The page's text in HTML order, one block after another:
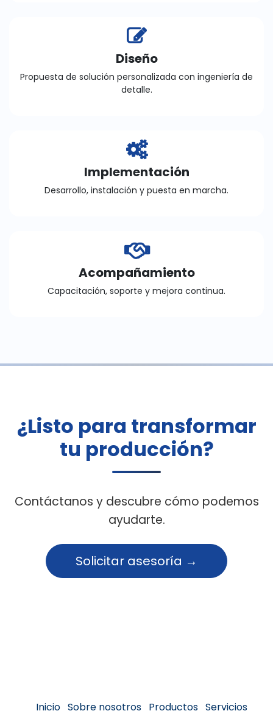
Diseño
Propuesta de solución personalizada con ingeniería de
detalle.
Implementación
Desarrollo, instalación y puesta en marcha.
Acompañamiento
Capacitación, soporte y mejora continua.
¿Listo para transformar
tu producción?
Contáctanos y descubre cómo podemos
ayudarte.
Solicitar asesoría →
Inicio Sobre nosotros Productos Servicios